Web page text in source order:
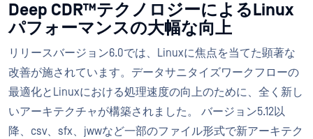
Deep CDR™テクノロジーによるLinux
パフォーマンスの大幅な向上
リリースバージョン6.0では、Linuxに焦点を当てた顕著な
改善が施されています。データサニタイズワークフローの
最適化とLinuxにおける処理速度の向上のために、全く新し
いアーキテクチャが構築されました。 バージョン5.12以
降、csv、sfx、jwwなど一部のファイル形式で新アーキテク